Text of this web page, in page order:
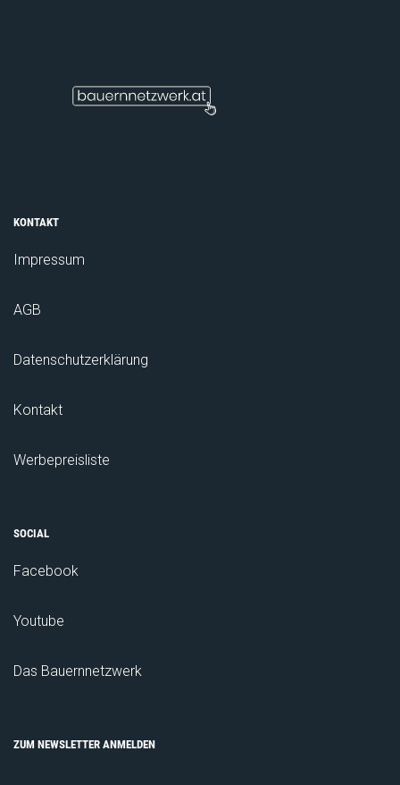
KONTAKT
Impressum
AGB
Datenschutzerklärung
Kontakt
Werbepreisliste
SOCIAL
Facebook
Youtube
Das Bauernnetzwerk
ZUM NEWSLETTER ANMELDEN